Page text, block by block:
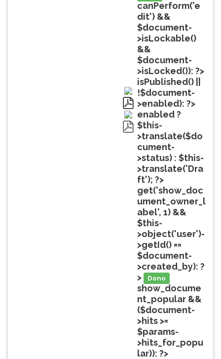
pdf
pdf
canPerform('e
dit') &&
$document-
>isLockable()
&&
$document-
>isLocked()): ?>
isPublished() ||
!$document-
>enabled): ?>
enabled ?
$this-
>translate($do
cument-
>status) : $this-
>translate('Dra
ft'); ?>
get('show_doc
ument_owner_l
abel', 1) &&
$this-
>object('user')-
>getId() ==
$document-
>created_by): ?
>
Dono
show_docume
nt_popular &&
($document-
>hits >=
$params-
>hits_for_popu
lar)): ?>